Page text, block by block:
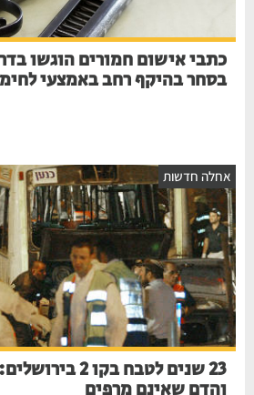
בסחר בהיקף רחב באמצעי לחימה
חדשות
23 שנים לטבח בקו 2